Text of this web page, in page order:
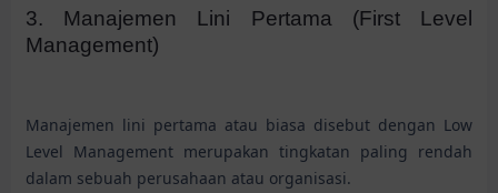
3. Manajemen Lini Pertama (First Level
Management)
Manajemen lini pertama atau biasa disebut dengan Low
Level Management merupakan tingkatan paling rendah
dalam sebuah perusahaan atau organisasi.